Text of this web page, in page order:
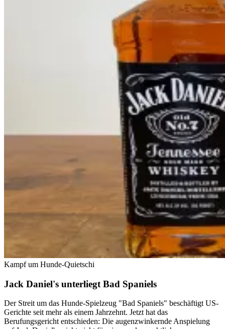
Kampf um Hunde-Quietschi
Jack Daniel's unterliegt Bad Spaniels
Der Streit um das Hunde-Spielzeug "Bad Spaniels" beschäftigt US-
Gerichte seit mehr als einem Jahrzehnt. Jetzt hat das
Berufungsgericht entschieden: Die augenzwinkernde Anspielung